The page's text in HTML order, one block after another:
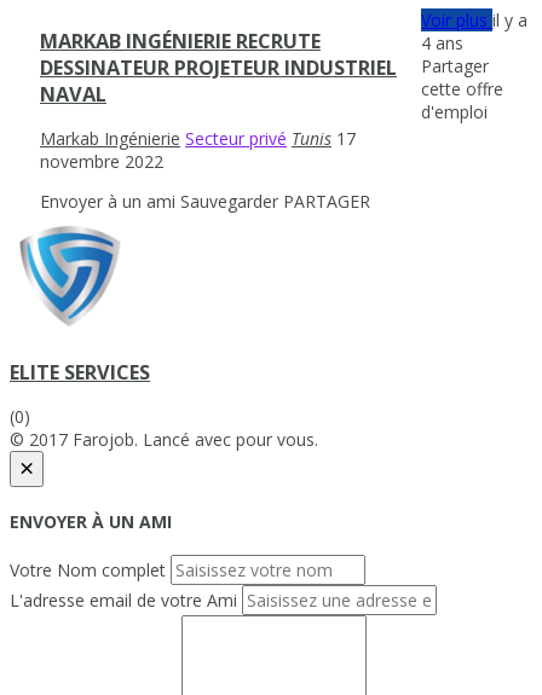
MARKAB INGÉNIERIE RECRUTE
DESSINATEUR PROJETEUR INDUSTRIEL
NAVAL
Markab Ingénierie Secteur privé Tunis 17
novembre 2022
Envoyer à un ami Sauvegarder PARTAGER
Voir plusil y a
4 ans
Partager
cette offre
d'emploi
ELITE SERVICES
(0)
© 2017 Farojob. Lancé avec pour vous.
×
ENVOYER À UN AMI
Votre Nom complet
L'adresse email de votre Ami